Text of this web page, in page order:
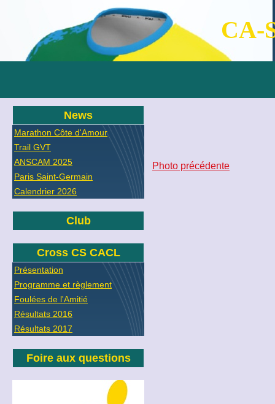
CA-
News
Marathon Côte d'Amour
Trail GVT
ANSCAM 2025
Paris Saint-Germain
Calendrier 2026
Club
Cross CS CACL
Présentation
Programme et règlement
Foulées de l'Amitié
Résultats 2016
Résultats 2017
Foire aux questions
Photo précédente